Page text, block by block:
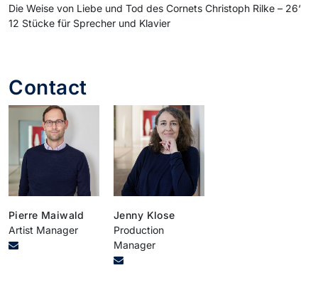
Die Weise von Liebe und Tod des Cornets Christoph Rilke – 26‘
12 Stücke für Sprecher und Klavier
Contact
Pierre Maiwald
Artist Manager
Jenny Klose
Production
Manager